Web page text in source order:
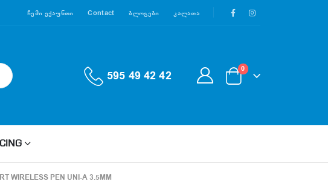
Ჩემი Ექაუნთი Contact Ბლოგები Კალათა
595 49 42 42 0
WIRELESS PEN UNI-A 3.5MM